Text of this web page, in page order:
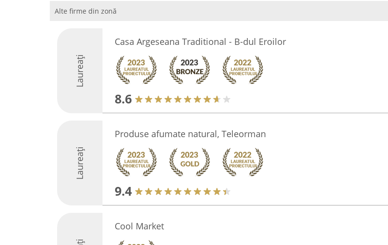
Alte firme din zonă
Laureați
Casa Argeseana Traditional - B-dul Eroilor
8.6
Laureați
Produse afumate natural, Teleorman
9.4
Cool Market